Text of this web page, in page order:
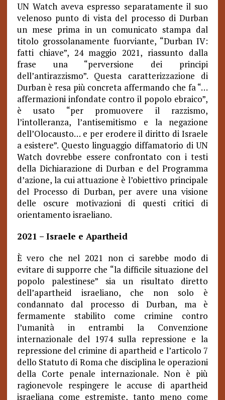
UN Watch aveva espresso separatamente il suo
velenoso punto di vista del processo di Durban
un mese prima in un comunicato stampa dal
titolo grossolanamente fuorviante, “Durban IV:
fatti chiave”, 24 maggio 2021, riassunto dalla
frase una “perversione dei principi
dell’antirazzismo”. Questa caratterizzazione di
Durban è resa più concreta affermando che fa “…
affermazioni infondate contro il popolo ebraico”,
è usato “per promuovere il razzismo,
l’intolleranza, l’antisemitismo e la negazione
dell’Olocausto… e per erodere il diritto di Israele
a esistere”. Questo linguaggio diffamatorio di UN
Watch dovrebbe essere confrontato con i testi
della Dichiarazione di Durban e del Programma
d’azione, la cui attuazione è l’obiettivo principale
del Processo di Durban, per avere una visione
delle oscure motivazioni di questi critici di
orientamento israeliano.
2021 – Israele e Apartheid
È vero che nel 2021 non ci sarebbe modo di
evitare di supporre che “la difficile situazione del
popolo palestinese” sia un risultato diretto
dell’apartheid israeliano, che non solo è
condannato dal processo di Durban, ma è
fermamente stabilito come crimine contro
l’umanità in entrambi la Convenzione
internazionale del 1974 sulla repressione e la
repressione del crimine di apartheid e l’articolo 7
dello Statuto di Roma che disciplina le operazioni
della Corte penale internazionale. Non è più
ragionevole respingere le accuse di apartheid
israeliana come estremiste, tanto meno come